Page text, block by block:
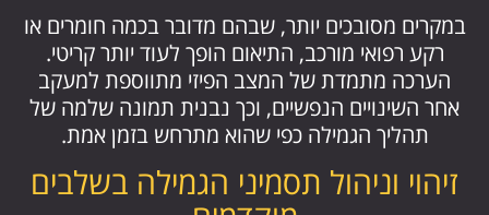
במקרים מסובכים יותר, שבהם מדובר בכמה חומרים או
רקע רפואי מורכב, התיאום הופך לעוד יותר קריטי.
הערכה מתמדת של המצב הפיזי מתווספת למעקב
אחר השינויים הנפשיים, וכך נבנית תמונה שלמה של
תהליך הגמילה כפי שהוא מתרחש בזמן אמת.
זיהוי וניהול תסמיני הגמילה בשלבים